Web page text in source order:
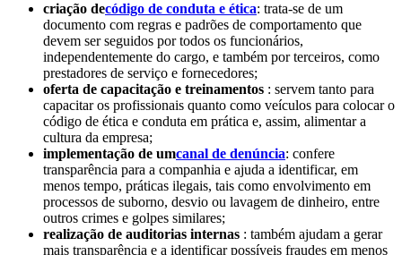
criação decódigo de conduta e ética: trata-se de um
documento com regras e padrões de comportamento que
devem ser seguidos por todos os funcionários,
independentemente do cargo, e também por terceiros, como
prestadores de serviço e fornecedores;
oferta de capacitação e treinamentos : servem tanto para
capacitar os profissionais quanto como veículos para colocar o
código de ética e conduta em prática e, assim, alimentar a
cultura da empresa;
implementação de umcanal de denúncia: confere
transparência para a companhia e ajuda a identificar, em
menos tempo, práticas ilegais, tais como envolvimento em
processos de suborno, desvio ou lavagem de dinheiro, entre
outros crimes e golpes similares;
realização de auditorias internas : também ajudam a gerar
mais transparência e a identificar possíveis fraudes em menos